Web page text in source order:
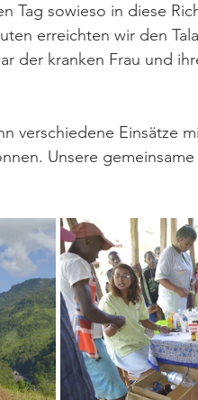
Tag sowieso in diese
erreichten wir den
der kranken Frau und
verschiedene Einsätze
Unsere